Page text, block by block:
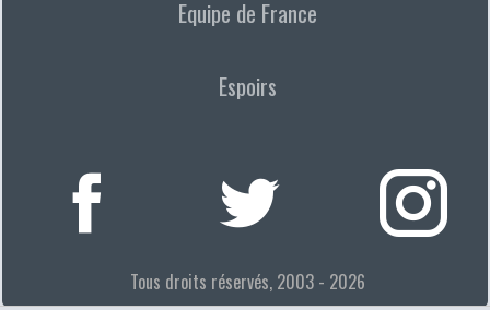
Equipe de France
Espoirs
Tous droits réservés, 2003 - 2026